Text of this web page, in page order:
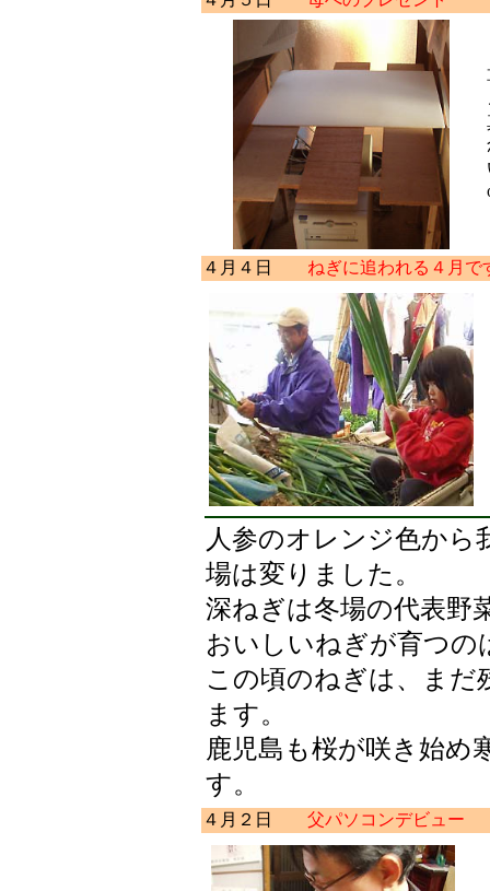
４月４日 ねぎに追われる４月で
人参のオレンジ色から
場は変りました。
深ねぎは冬場の代表野
おいしいねぎが育つの
この頃のねぎは、まだ
ます。
鹿児島も桜が咲き始め
す。
４月２日 父パソコンデビュー